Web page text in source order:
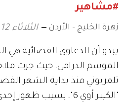
#مشاهير
زهرة الخليج - الأردن الثلاثاء 12 ابريل 2022 13:54
يبدو أن الدعاوى القضائية هي
الموسم الدرامي، حيث جرت
تلفزيوني منذ بداية الشهر
"الكبير أوي 6"، بسبب